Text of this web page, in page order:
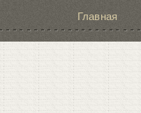
Главная